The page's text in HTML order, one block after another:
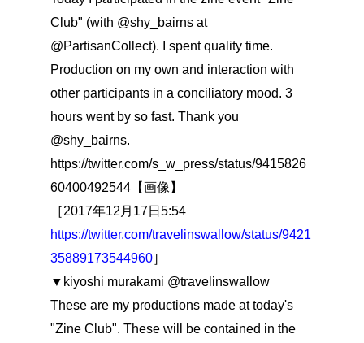
Club" (with @shy_bairns at
@PartisanCollect). I spent quality time.
Production on my own and interaction with
other participants in a conciliatory mood. 3
hours went by so fast. Thank you
@shy_bairns.
https://twitter.com/s_w_press/status/9415826
60400492544【画像】
［2017年12月17日5:54
https://twitter.com/travelinswallow/status/9421
35889173544960］
▼kiyoshi murakami @travelinswallow
These are my productions made at today's
"Zine Club". These will be contained in the